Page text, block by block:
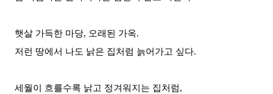
햇살 가득한 마당, 오래된 가옥.
저런 땅에서 나도 낡은 집처럼 늙어가고 싶다.
세월이 흐를수록 낡고 정겨워지는 집처럼,